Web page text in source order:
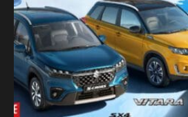
以獨特的商品魅力與劃世代動力科技
與推崇，Honda Taiwan隨著HR…